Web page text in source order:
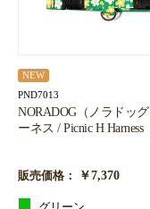
NEW
PND7013
NORADOG（ノラドッ
ーネス / Picnic H Harness
販売価格： ￥7,370